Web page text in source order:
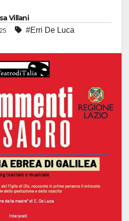
Villani
#Erri De Luca